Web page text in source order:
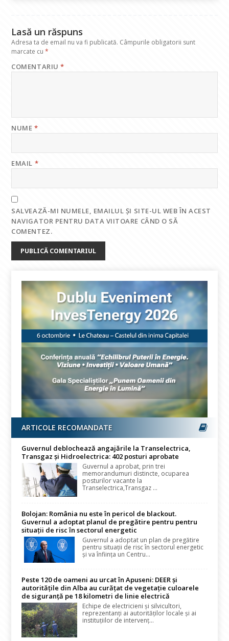
Lasă un răspuns
Adresa ta de email nu va fi publicată. Câmpurile obligatorii sunt
marcate cu*
COMENTARIU*
NUME*
EMAIL *
SALVEAZĂ-MI NUMELE, EMAILUL ȘI SITE-UL WEB ÎN ACEST
NAVIGATOR PENTRU DATA VIITOARE CÂND O SĂ
COMENTEZ.
ARTICOLE RECOMANDATE
Guvernul deblochează angajările la Transelectrica,
Transgaz și Hidroelectrica: 402 posturi aprobate
Guvernul a aprobat, prin trei
memorandumuri distincte, ocuparea
posturilor vacante la
Transelectrica,Transgaz ...
Bolojan: România nu este în pericol de blackout.
Guvernul a adoptat planul de pregătire pentru pentru
situații de risc în sectorul energetic
Guvernul a adoptat un plan de pregătire
pentru situații de risc în sectorul energetic
și va înființa un Centru...
Peste 120 de oameni au urcat în Apuseni: DEER și
autoritățile din Alba au curățat de vegetație culoarele
de siguranță pe 18 kilometri de linie electrică
Echipe de electricieni și silvicultori,
reprezentanți ai autorităților locale și ai
instituțiilor de intervenț...